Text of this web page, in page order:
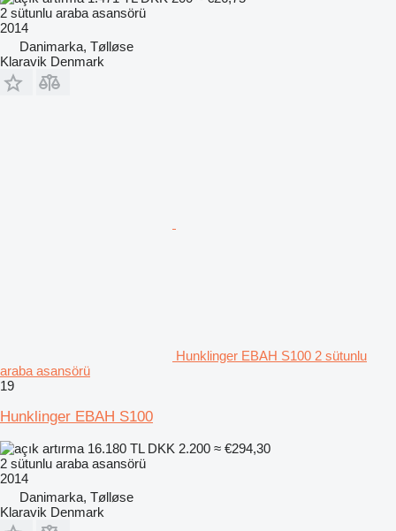
2 sütunlu araba asansörü
2014
Danimarka, Tølløse
Klaravik Denmark
Hunklinger EBAH S100 2 sütunlu
araba asansörü
19
Hunklinger EBAH S100
16.180 TL DKK 2.200 ≈ €294,30
2 sütunlu araba asansörü
2014
Danimarka, Tølløse
Klaravik Denmark